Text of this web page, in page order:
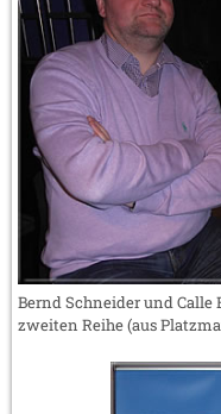
Bernd Schneider und Calle
zweiten Reihe (aus